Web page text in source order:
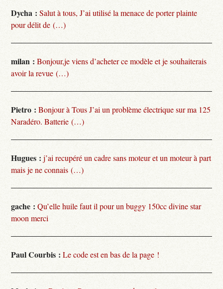
Dycha : Salut à tous, J’ai utilisé la menace de porter plainte
pour délit de (…)
milan : Bonjour,je viens d’acheter ce modèle et je souhaiterais
avoir la revue (…)
Pietro : Bonjour à Tous J’ai un problème électrique sur ma 125
Naradéro. Batterie (…)
Hugues : j’ai recupéré un cadre sans moteur et un moteur à part
mais je ne connais (…)
gache : Qu’elle huile faut il pour un buggy 150cc divine star
moon merci
Paul Courbis : Le code est en bas de la page !